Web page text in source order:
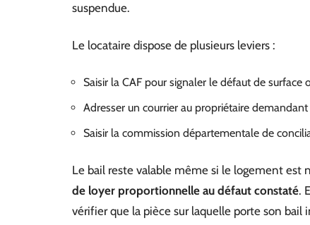
suspendue.
Le locataire dispose de plusieurs leviers :
Saisir la CAF pour signaler le défaut de
Adresser un courrier au propriétaire
Saisir la commission départementale de
Le bail reste valable même si le logement
de loyer proportionnelle au défaut constaté.
vérifier que la pièce sur laquelle porte son bail